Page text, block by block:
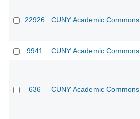
22926 CUNY Academic Commons
9941 CUNY Academic Commons
636 CUNY Academic Commons